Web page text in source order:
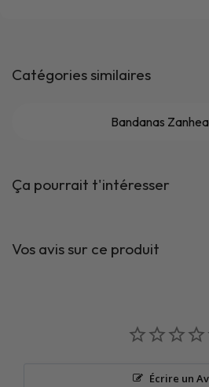
Catégories similaires
Bandanas
Ça pourrait t'intéresser
Vos avis sur ce produit
Écrire un